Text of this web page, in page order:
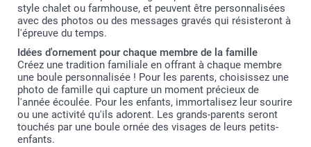
style chalet ou farmhouse, et peuvent être personnalisées
avec des photos ou des messages gravés qui résisteront à
l'épreuve du temps.
Idées d'ornement pour chaque membre de la famille
Créez une tradition familiale en offrant à chaque membre
une boule personnalisée ! Pour les parents, choisissez une
photo de famille qui capture un moment précieux de
l'année écoulée. Pour les enfants, immortalisez leur sourire
ou une activité qu'ils adorent. Les grands-parents seront
touchés par une boule ornée des visages de leurs petits-
enfants.